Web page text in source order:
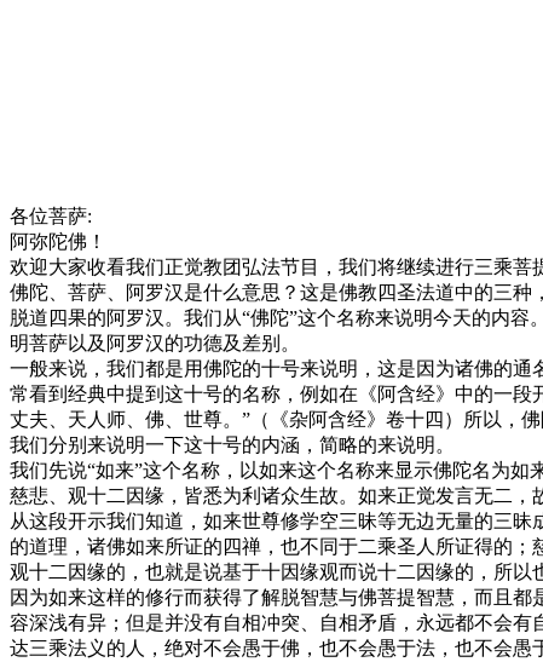
各位菩萨:
阿弥陀佛！
欢迎大家收看我们正觉教团弘法节目，我们将继续进行三乘
佛陀、菩萨、阿罗汉是什么意思？这是佛教四圣法道中的三
脱道四果的阿罗汉。我们从“佛陀”这个名称来说明今天的内
明菩萨以及阿罗汉的功德及差别。
一般来说，我们都是用佛陀的十号来说明，这是因为诸佛的
常看到经典中提到这十号的名称，例如在《阿含经》中的一
丈夫、天人师、佛、世尊。”（《杂阿含经》卷十四）所以，
我们分别来说明一下这十号的内涵，简略的来说明。
我们先说“如来”这个名称，以如来这个名称来显示佛陀名为
慈悲、观十二因缘，皆悉为利诸众生故。如来正觉发言无二
从这段开示我们知道，如来世尊修学空三昧等无边无量的三
的道理，诸佛如来所证的四禅，也不同于二乘圣人所证得的
观十二因缘的，也就是说基于十因缘观而说十二因缘的，所
因为如来这样的修行而获得了解脱智慧与佛菩提智慧，而且
容深浅有异；但是并没有自相冲突、自相矛盾，永远都不会
达三乘法义的人，绝对不会愚于佛，也不会愚于法，也不会